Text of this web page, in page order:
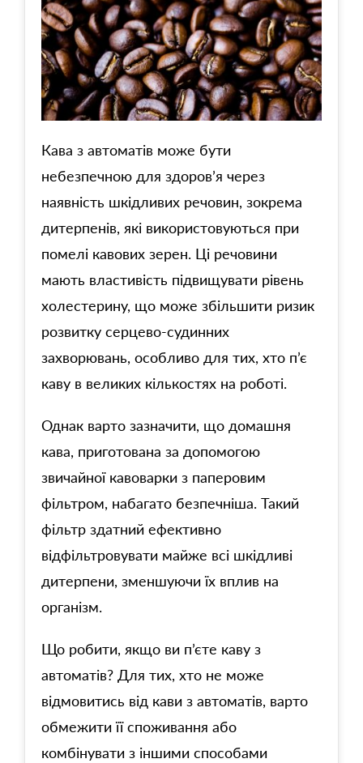
Кава з автоматів може бути
небезпечною для здоров’я через
наявність шкідливих речовин, зокрема
дитерпенів, які використовуються при
помелі кавових зерен. Ці речовини
мають властивість підвищувати рівень
холестерину, що може збільшити ризик
розвитку серцево-судинних
захворювань, особливо для тих, хто п’є
каву в великих кількостях на роботі.
Однак варто зазначити, що домашня
кава, приготована за допомогою
звичайної кавоварки з паперовим
фільтром, набагато безпечніша. Такий
фільтр здатний ефективно
відфільтровувати майже всі шкідливі
дитерпени, зменшуючи їх вплив на
організм.
Що робити, якщо ви п’єте каву з
автоматів? Для тих, хто не може
відмовитись від кави з автоматів, варто
обмежити її споживання або
комбінувати з іншими способами